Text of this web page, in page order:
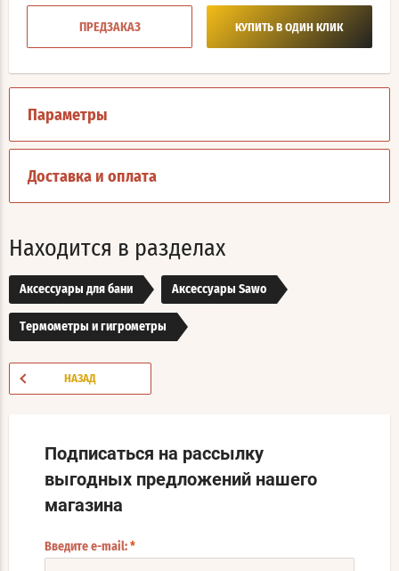
ПРЕДЗАКАЗ КУПИТЬ В ОДИН КЛИК
Параметры
Доставка и оплата
Находится в разделах
Аксессуары для бани Аксессуары Sawo
Термометры и гигрометры
НАЗАД
Подписаться на рассылку
выгодных предложений нашего
магазина
Введите e-mail: *